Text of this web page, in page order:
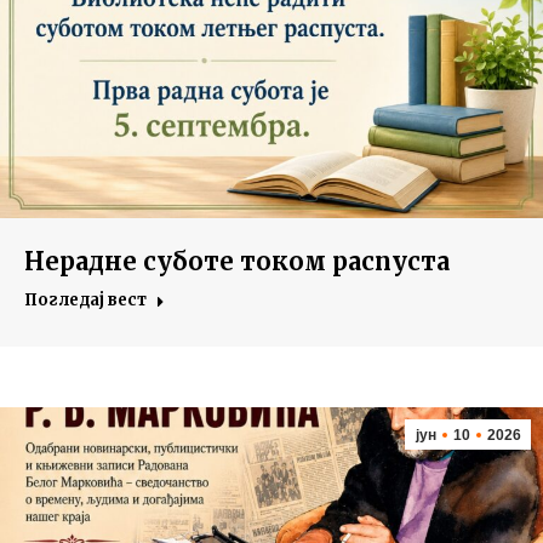
Нерадне суботе током распуста
Погледај вест
јун 10 2026